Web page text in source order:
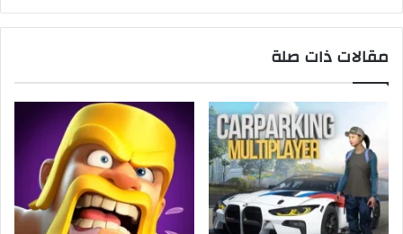
مقالات ذات صلة